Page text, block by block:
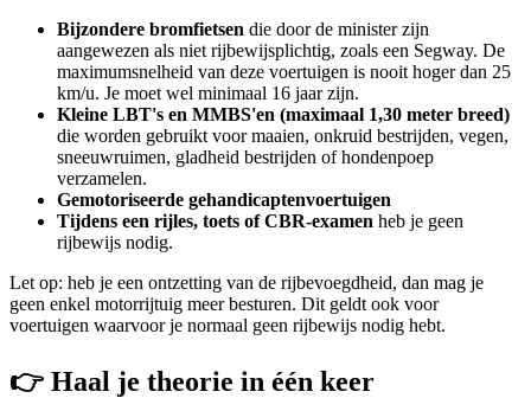
Bijzondere bromfietsen die door de minister zijn
aangewezen als niet rijbewijsplichtig, zoals een Segway. De
maximumsnelheid van deze voertuigen is nooit hoger dan 25
km/u. Je moet wel minimaal 16 jaar zijn.
Kleine LBT's en MMBS'en (maximaal 1,30 meter breed)
die worden gebruikt voor maaien, onkruid bestrijden, vegen,
sneeuwruimen, gladheid bestrijden of hondenpoep
verzamelen.
Gemotoriseerde gehandicaptenvoertuigen
Tijdens een rijles, toets of CBR-examen heb je geen
rijbewijs nodig.
Let op: heb je een ontzetting van de rijbevoegdheid, dan mag je
geen enkel motorrijtuig meer besturen. Dit geldt ook voor
voertuigen waarvoor je normaal geen rijbewijs nodig hebt.
👉 Haal je theorie in één keer